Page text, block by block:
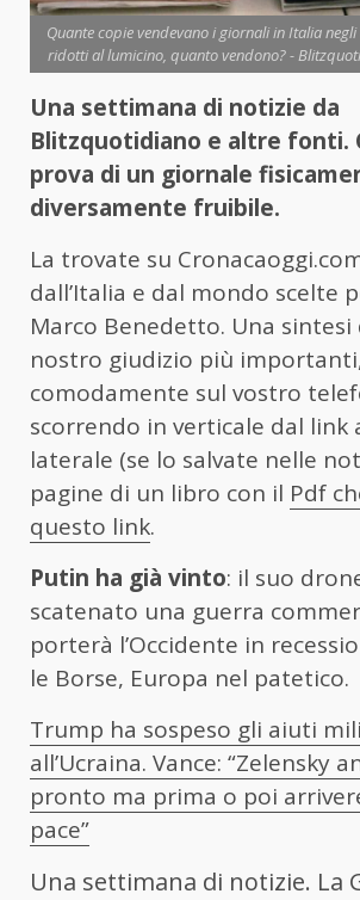
Quante copie vendevano i giornali in Italia negli
ridotti al lumicino, quanto vendono? -
Una settimana di notizie da
Blitzquotidiano e altre fonti.
prova di un giornale
diversamente fruibile.
La trovate su
dall’Italia e dal mondo scelte
Marco Benedetto. Una
nostro giudizio più
comodamente sul vostro
scorrendo in verticale dal link
laterale (se lo salvate nelle
pagine di un libro con il Pdf
questo link.
Putin ha già vinto: il suo
scatenato una guerra
porterà l’Occidente in
le Borse, Europa nel patetico.
Trump ha sospeso gli aiuti
all’Ucraina. Vance: “Zelensky
pronto ma prima o poi
pace”
Una settimana di notizie. La